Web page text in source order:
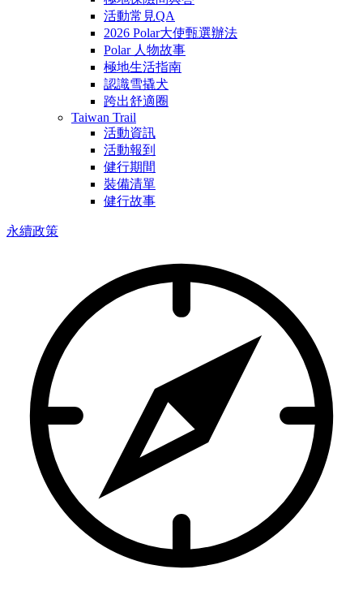
活動常見QA
2026 Polar大使甄選辦法
Polar 人物故事
極地生活指南
認識雪撬犬
跨出舒適圈
Taiwan Trail
活動資訊
活動報到
健行期間
裝備清單
健行故事
永續政策